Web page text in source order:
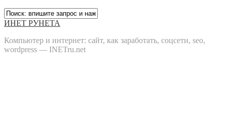
ИНЕТ РУНЕТА
Компьютер и интернет: сайт, как заработать, соцсети, seo,
wordpress — INETru.net